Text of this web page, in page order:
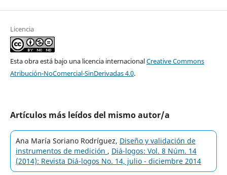
Licencia
Esta obra está bajo una licencia internacionalCreative Commons
Atribución-NoComercial-SinDerivadas 4.0.
Artículos más leídos del mismo autor/a
Ana María Soriano Rodríguez, Diseño y validación de
instrumentos de medición , Diá-logos: Vol. 8 Núm. 14
(2014): Revista Diá-logos No. 14, julio - diciembre 2014